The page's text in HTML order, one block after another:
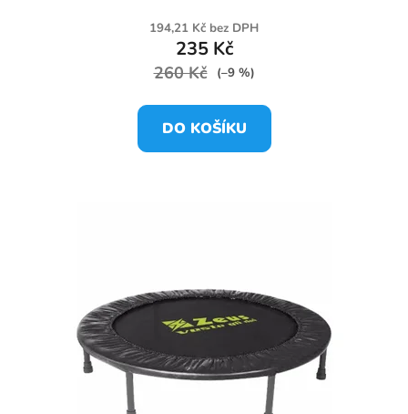
194,21 Kč bez DPH
235 Kč
260 Kč (–9 %)
DO KOŠÍKU